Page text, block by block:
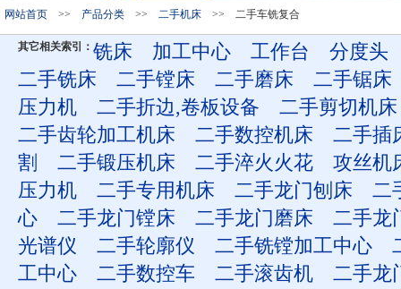
网站首页 >> 产品分类 >> 二手机床 >> 二手车铣复合
其它相关索引： 铣床 加工中心 工作台
分度头
二手铣床
二手镗床 二手磨床
二手锯床
压力机
二手折边,卷板设备
二手剪切机床
二手齿轮加工机床
二手数控机床
二手插
割
二手锻压机床 二手淬火火花
攻丝机
压力机
二手专用机床 二手龙门刨床
二
心
二手龙门镗床 二手龙门磨床
二手龙
光谱仪
二手轮廓仪 二手铣镗加工中心
工中心
二手数控车 二手滚齿机
二手龙